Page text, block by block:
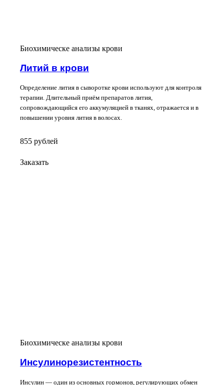
Биохимическе анализы крови
Литий в крови
Определение лития в сыворотке крови используют для контроля
терапии. Длительный приём препаратов лития,
сопровождающийся его аккумуляцией в тканях, отражается и в
повышении уровня лития в волосах.
855 рублей
Заказать
Биохимическе анализы крови
Инсулинорезистентность
Инсулин — один из основных гормонов, регулирующих обмен